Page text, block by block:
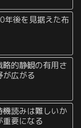
年後を見据えた布
略的静観の有用さ
が広がる
機読みは難しいか
重要になる